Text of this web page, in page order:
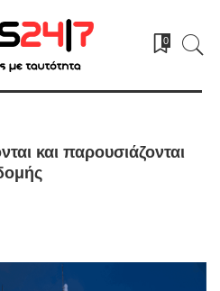
0
και παρουσιάζονται